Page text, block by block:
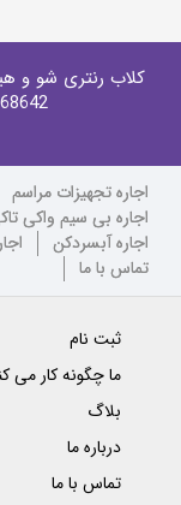
کلاب رنتری شو و
اجاره تجهیزات مراسم
اجاره بی سیم واکی
اجاره آبسردکن
تماس با ما
ثبت نام
ما چگونه کار می
بلاگ
درباره ما
تماس با ما